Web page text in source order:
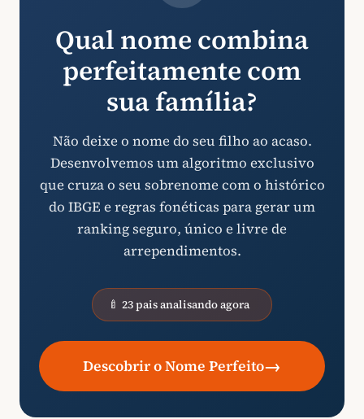
Qual nome combina
perfeitamente com
sua família?
Não deixe o nome do seu filho ao acaso.
Desenvolvemos um algoritmo exclusivo
que cruza o seu sobrenome com o histórico
do IBGE e regras fonéticas para gerar um
ranking seguro, único e livre de
arrependimentos.
🍼 23 pais analisando agora
Descobrir o Nome Perfeito→